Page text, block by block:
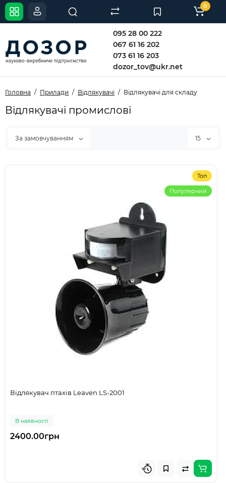
095 28 00 222
067 61 16 202
073 61 16 203
dozor_tov@ukr.net
0
Головна Прилади Відлякувачі Відлякувачі для складу
Відлякувачі промислові
За замовчуванням 15
Топ
Популярний
Відлякувач птахів Leaven LS-2001
В наявності
2400.00грн